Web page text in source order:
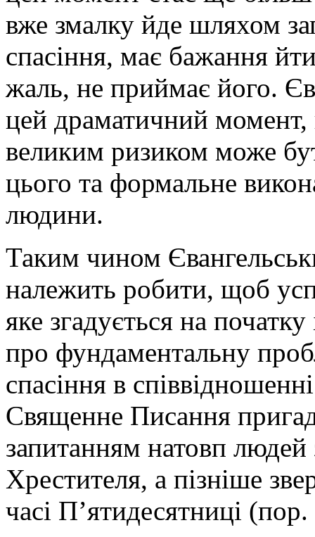
вже змалку йде шляхом
спасіння, має бажання
жаль, не приймає його.
цей драматичний
великим ризиком може
цього та формальне
людини.
Таким чином
належить робити, щоб
яке згадується на
про фундаментальну
спасіння в
Священне Писання
запитанням натовп
Хрестителя, а пізніше
часі П’ятидесятниці